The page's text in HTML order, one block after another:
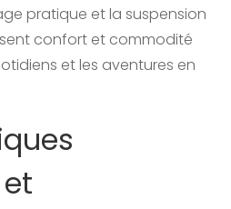
pratique et la suspension
confort et commodité
et les aventures en